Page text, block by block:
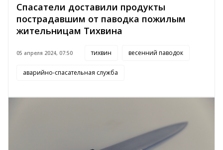
Спасатели доставили продукты
пострадавшим от паводка пожилым
жительницам Тихвина
05 апреля 2024, 07:50 тихвин весенний паводок
аварийно-спасательная служба